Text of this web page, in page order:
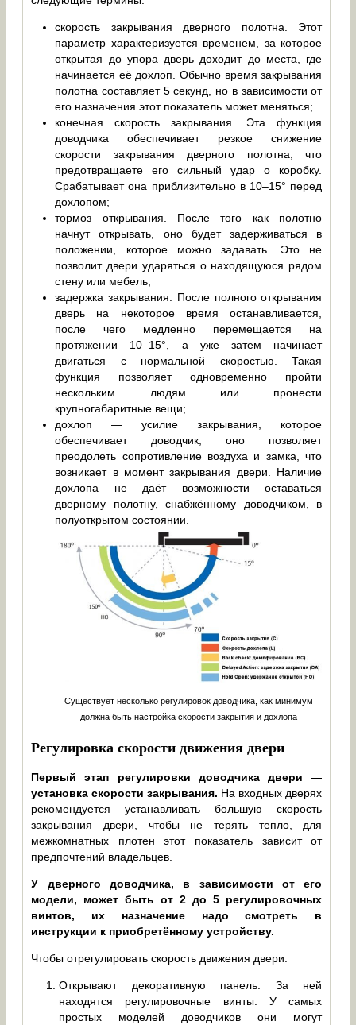
скорость закрывания дверного полотна. Этот
параметр характеризуется временем, за которое
открытая до упора дверь доходит до места, где
начинается её дохлоп. Обычно время закрывания
полотна составляет 5 секунд, но в зависимости от
его назначения этот показатель может меняться;
конечная скорость закрывания. Эта функция
доводчика обеспечивает резкое снижение
скорости закрывания дверного полотна, что
предотвращаете его сильный удар о коробку.
Срабатывает она приблизительно в 10–15° перед
дохлопом;
тормоз открывания. После того как полотно
начнут открывать, оно будет задерживаться в
положении, которое можно задавать. Это не
позволит двери ударяться о находящуюся рядом
стену или мебель;
задержка закрывания. После полного открывания
дверь на некоторое время останавливается,
после чего медленно перемещается на
протяжении 10–15°, а уже затем начинает
двигаться с нормальной скоростью. Такая
функция позволяет одновременно пройти
нескольким людям или пронести
крупногабаритные вещи;
дохлоп — усилие закрывания, которое
обеспечивает доводчик, оно позволяет
преодолеть сопротивление воздуха и замка, что
возникает в момент закрывания двери. Наличие
дохлопа не даёт возможности оставаться
дверному полотну, снабжённому доводчиком, в
полуоткрытом состоянии.
Существует несколько регулировок доводчика, как минимум
должна быть настройка скорости закрытия и дохлопа
Регулировка скорости движения двери
Первый этап регулировки доводчика двери —
установка скорости закрывания. На входных дверях
рекомендуется устанавливать большую скорость
закрывания двери, чтобы не терять тепло, для
межкомнатных плотен этот показатель зависит от
предпочтений владельцев.
У дверного доводчика, в зависимости от его
модели, может быть от 2 до 5 регулировочных
винтов, их назначение надо смотреть в
инструкции к приобретённому устройству.
Чтобы отрегулировать скорость движения двери:
Открывают декоративную панель. За ней
находятся регулировочные винты. У самых
простых моделей доводчиков они могут